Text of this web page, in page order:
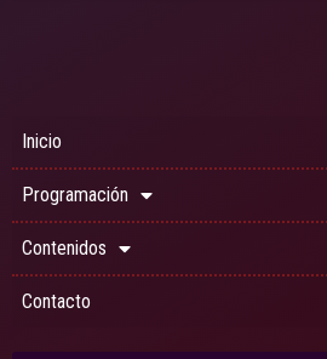
Inicio
Programación
Contenidos
Contacto